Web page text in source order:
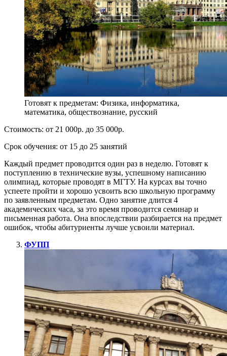
Готовят к предметам: Физика, информатика,
математика, обществознание, русский
Стоимость: от 21 000р. до 35 000р.
Срок обучения: от 15 до 25 занятий
Каждый предмет проводится один раз в неделю. Готовят к
поступлению в технические вузы, успешному написанию
олимпиад, которые проводят в МГТУ. На курсах вы точно
успеете пройти и хорошо усвоить всю школьную программу
по заявленным предметам. Одно занятие длится 4
академических часа, за это время проводится семинар и
письменная работа. Она впоследствии разбирается на предмет
ошибок, чтобы абитуриенты лучше усвоили материал.
ФУПП